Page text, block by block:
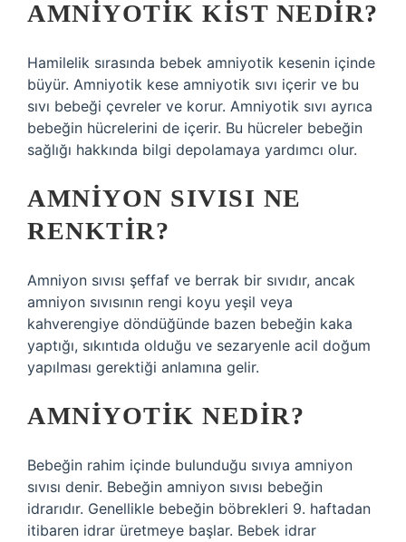
AMNIYOTIK KIST NEDIR?
Hamilelik sırasında bebek amniyotik kesenin içinde
büyür. Amniyotik kese amniyotik sıvı içerir ve bu
sıvı bebeği çevreler ve korur. Amniyotik sıvı ayrıca
bebeğin hücrelerini de içerir. Bu hücreler bebeğin
sağlığı hakkında bilgi depolamaya yardımcı olur.
AMNIYON SIVISI NE
RENKTIR?
Amniyon sıvısı şeffaf ve berrak bir sıvıdır, ancak
amniyon sıvısının rengi koyu yeşil veya
kahverengiye döndüğünde bazen bebeğin kaka
yaptığı, sıkıntıda olduğu ve sezaryenle acil doğum
yapılması gerektiği anlamına gelir.
AMNIYOTIK NEDIR?
Bebeğin rahim içinde bulunduğu sıvıya amniyon
sıvısı denir. Bebeğin amniyon sıvısı bebeğin
idrarıdır. Genellikle bebeğin böbrekleri 9. haftadan
itibaren idrar üretmeye başlar. Bebek idrar